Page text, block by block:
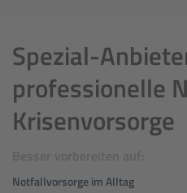
Spezial-
professionelle
Krisenvorsorge
Notfallvorsorge im Alltag